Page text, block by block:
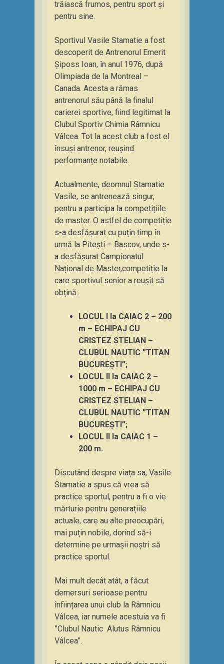
trăiască frumos, pentru sport și
pentru sine.
Sportivul Vasile Stamatie a fost
descoperit de Antrenorul Emerit
Șiposs Ioan, în anul 1976, după
Olimpiada de la Montreal –
Canada. Acesta a rămas
antrenorul său până la finalul
carierei sportive, fiind legitimat la
Clubul Sportiv Chimia Râmnicu
Vâlcea. Tot la acest club a fost el
însuși antrenor, reușind
performanțe notabile.
Actualmente, deomnul Stamatie
Vasile, se antrenează singur,
pentru a participa la competițiile
de master. O astfel de competiție
s-a desfășurat cu puțin timp în
urmă la Pitești – Bascov, unde s-
a desfășurat Campionatul
Național de Master,competiție la
care sportivul senior a reușit să
obțină:
LOCUL I la CAIAC 2 – 200
m – ECHIPAJ CU
CRISTEZ STELIAN –
CLUBUL NAUTIC ”TITAN
BUCUREȘTI”;
LOCUL II la CAIAC 2 –
1000 m – ECHIPAJ CU
CRISTEZ STELIAN –
CLUBUL NAUTIC ”TITAN
BUCUREȘTI”;
LOCUL II la CAIAC 1 –
200 m.
Discutând despre viața sa, Vasile
Stamatie a spus că vrea să
practice sportul, pentru a fi o vie
mărturie pentru generațiile
actuale, care au alte preocupări,
mai puțin nobile, dorind să-i
determine pe urmașii noștri să
practice sportul.
Mai mult decât atât, a făcut
demersuri serioase pentru
înființarea unui club la Râmnicu
Vâlcea, iar numele acestuia va fi
”Clubul Nautic Alutus Râmnicu
Vâlcea”.